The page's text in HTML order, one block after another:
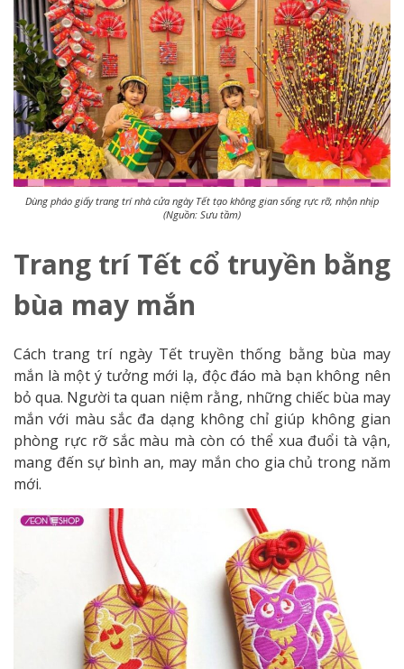
Dùng pháo giấy trang trí nhà cửa ngày Tết tạo không gian sống rực rỡ, nhộn nhịp
(Nguồn: Sưu tầm)
Trang trí Tết cổ truyền bằng
bùa may mắn
Cách trang trí ngày Tết truyền thống bằng bùa may
mắn là một ý tưởng mới lạ, độc đáo mà bạn không nên
bỏ qua. Người ta quan niệm rằng, những chiếc bùa may
mắn với màu sắc đa dạng không chỉ giúp không gian
phòng rực rỡ sắc màu mà còn có thể xua đuổi tà vận,
mang đến sự bình an, may mắn cho gia chủ trong năm
mới.